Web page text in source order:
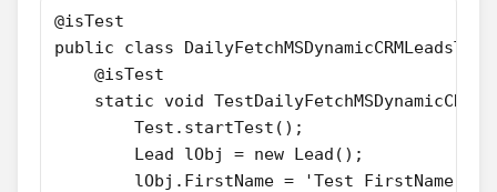
@isTest
public class
    @isTest
static void
        Test.startTest();
        Lead lObj = new Lead();
        lObj.FirstName = 'Test FirstName';